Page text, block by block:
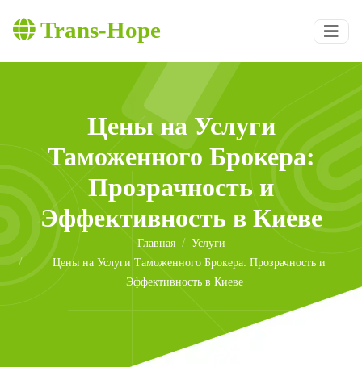
Trans-Hope
Цены на Услуги
Таможенного Брокера:
Прозрачность и
Эффективность в Киеве
Главная
Услуги
Цены на Услуги Таможенного Брокера: Прозрачность и
Эффективность в Киеве